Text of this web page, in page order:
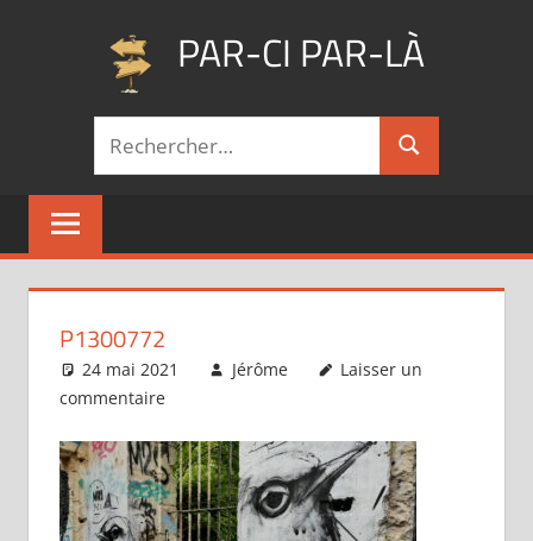
PAR-CI PAR-LÀ
mes
pérégrinations
Recherche
Rechercher
P1300772
24 mai 2021 Jérôme
Laisser un
commentaire